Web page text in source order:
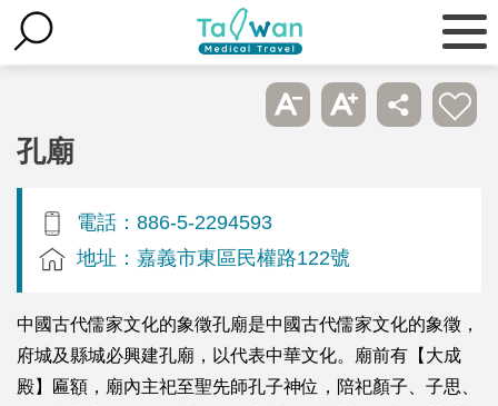
孔廟
電話：886-5-2294593
地址：嘉義市東區民權路122號
中國古代儒家文化的象徵孔廟是中國古代儒家文化的象徵，
府城及縣城必興建孔廟，以代表中華文化。廟前有【大成
殿】匾額，廟內主祀至聖先師孔子神位，陪祀顏子、子思、